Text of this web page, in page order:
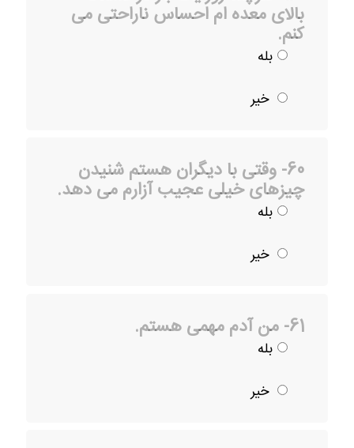
بالای معده ام احساس ناراحتی می
کنم.
بله
خیر
60- وقتی با دیگران هستم شنیدن
چیزهای خیلی عجیب آزارم می دهد.
بله
خیر
61- من آدم مهمی هستم.
بله
خیر